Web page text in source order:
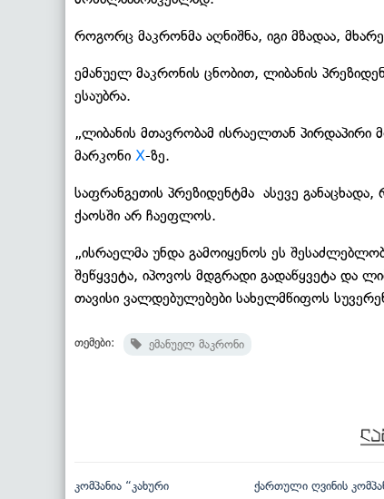
როგორც მაკრონმა აღნიშნა, იგი მზადაა,
ემანუელ მაკრონის ცნობით, ლიბანის
ესაუბრა.
„ლიბანის მთავრობამ ისრაელთან პირდაპირი
მარკონი X-ზე.
საფრანგეთის პრეზიდენტმა ასევე
ქაოსში არ ჩაეფლოს.
„ისრაელმა უნდა გამოიყენოს ეს
შეწყვეტა, იპოვოს მდგრადი გადაწყვეტა და
თავისი ვალდებულებები სახელმწიფოს
თემები: ემანუელ მაკრონი
კომპანია “კახური
ქართული ღვინის